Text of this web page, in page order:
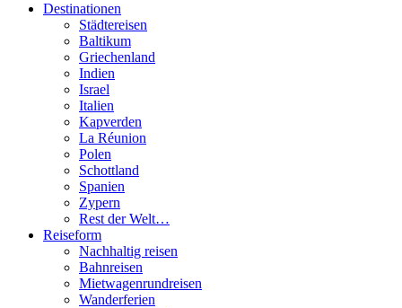
Destinationen
Städtereisen
Baltikum
Griechenland
Indien
Israel
Italien
Kapverden
La Réunion
Polen
Schottland
Spanien
Zypern
Rest der Welt…
Reiseform
Nachhaltig reisen
Bahnreisen
Mietwagenrundreisen
Wanderferien